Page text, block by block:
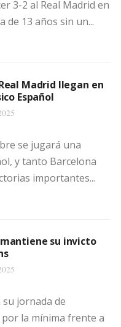
3-2 al Real Madrid en
de 13 años sin un...
Madrid llegan en
Español
se jugará una
y tanto Barcelona
importantes...
su invicto
su jornada de
la mínima frente a